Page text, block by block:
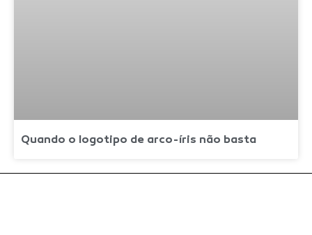
Quando o logotipo de arco-íris não basta